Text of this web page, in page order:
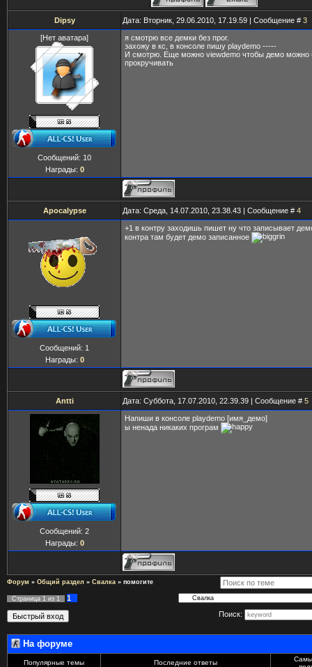
Dipsy Дата: Вторник, 29.06.2010, 17.19.59 | Сообщение # 3
[Нет аватара]
Сообщений: 10
Награды: 0
я смотрю все демки без прог.
захожу в кс, в консоле пишу playdemo -----
И смотрю. Еще можно viewdemo чтобы демо можно
прокручивать
Apocalypse Дата: Среда, 14.07.2010, 23.38.43 | Сообщение # 4
Сообщений: 1
Награды: 0
+1 в контру заходишь пишет ну что записывает
контра там будет демо записанное
Antti Дата: Суббота, 17.07.2010, 22.39.39 | Сообщение # 5
Сообщений: 2
Награды: 0
Напиши в консоле playdemo [имя_демо]
ы ненада никаких програм
Форум » Общий раздел » Свалка » помогите
Страница 1 из 1
1
Поиск:
На форуме
Популярные темы Последние ответы